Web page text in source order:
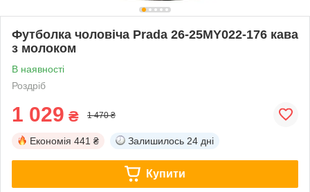
Футболка чоловіча Prada 26-25MY022-176 кава
з молоком
В наявності
Роздріб
1 029 ₴ 1 470 ₴
Економія 441 ₴ Залишилось 24 дні
Купити